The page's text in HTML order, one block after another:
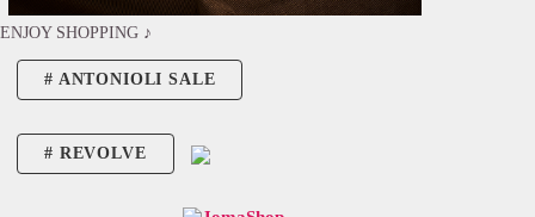
ENJOY SHOPPING ♪
ANTONIOLI SALE
REVOLVE